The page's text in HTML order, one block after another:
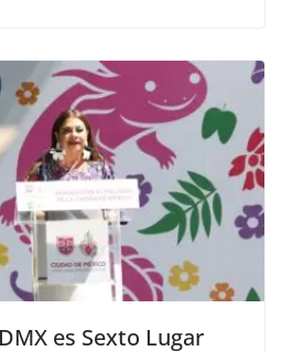
es Sexto Lugar